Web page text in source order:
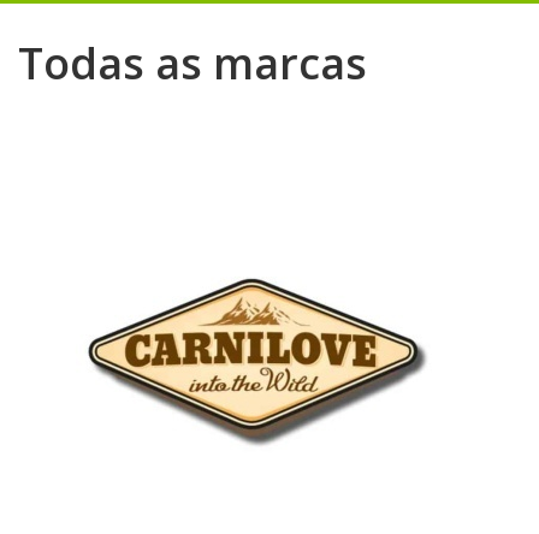
Todas as marcas